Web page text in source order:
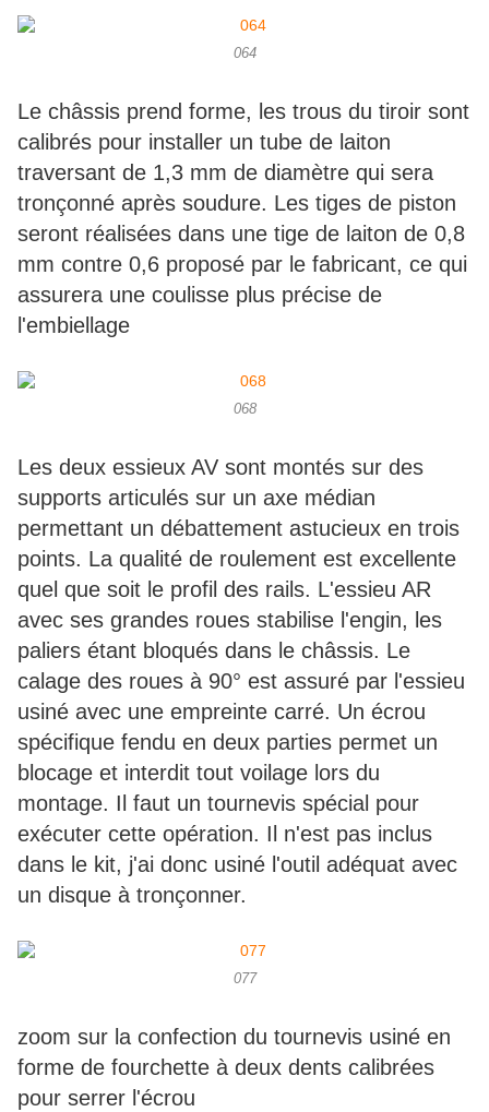
064
Le châssis prend forme, les trous du tiroir sont
calibrés pour installer un tube de laiton
traversant de 1,3 mm de diamètre qui sera
tronçonné après soudure. Les tiges de piston
seront réalisées dans une tige de laiton de 0,8
mm contre 0,6 proposé par le fabricant, ce qui
assurera une coulisse plus précise de
l'embiellage
068
Les deux essieux AV sont montés sur des
supports articulés sur un axe médian
permettant un débattement astucieux en trois
points. La qualité de roulement est excellente
quel que soit le profil des rails. L'essieu AR
avec ses grandes roues stabilise l'engin, les
paliers étant bloqués dans le châssis. Le
calage des roues à 90° est assuré par l'essieu
usiné avec une empreinte carré. Un écrou
spécifique fendu en deux parties permet un
blocage et interdit tout voilage lors du
montage. Il faut un tournevis spécial pour
exécuter cette opération. Il n'est pas inclus
dans le kit, j'ai donc usiné l'outil adéquat avec
un disque à tronçonner.
077
zoom sur la confection du tournevis usiné en
forme de fourchette à deux dents calibrées
pour serrer l'écrou